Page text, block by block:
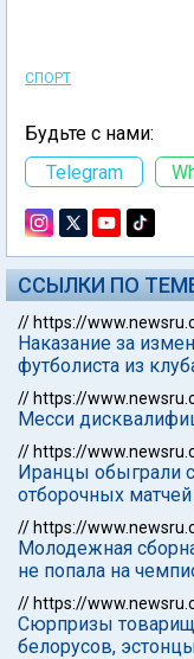
СПОРТ
Будьте с нами:
Telegram
ССЫЛКИ ПО
// https://
Наказание за
футболиста из
// https://
Месси
// https://
Иранцы обыграли
отборочных матчей
// https://
Молодежная
не попала на
// https://
Сюрпризы
белорусов,